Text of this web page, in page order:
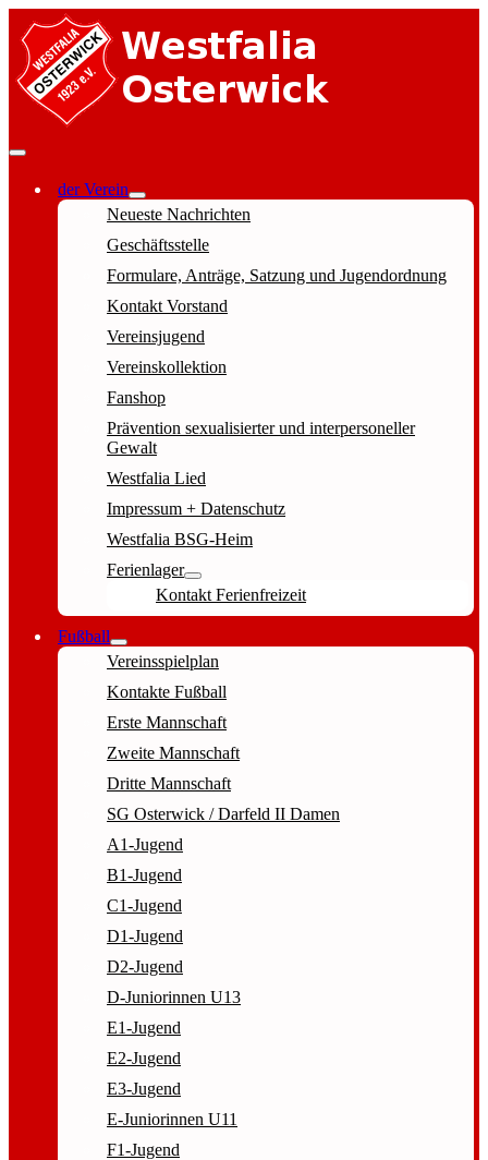
der Verein
Neueste Nachrichten
Geschäftsstelle
Formulare, Anträge, Satzung und Jugendordnung
Kontakt Vorstand
Vereinsjugend
Vereinskollektion
Fanshop
Prävention sexualisierter und interpersoneller
Gewalt
Westfalia Lied
Impressum + Datenschutz
Westfalia BSG-Heim
Ferienlager
Kontakt Ferienfreizeit
Fußball
Vereinsspielplan
Kontakte Fußball
Erste Mannschaft
Zweite Mannschaft
Dritte Mannschaft
SG Osterwick / Darfeld II Damen
A1-Jugend
B1-Jugend
C1-Jugend
D1-Jugend
D2-Jugend
D-Juniorinnen U13
E1-Jugend
E2-Jugend
E3-Jugend
E-Juniorinnen U11
F1-Jugend